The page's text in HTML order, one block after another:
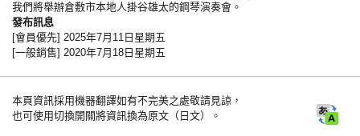
我們將舉辦倉敷市本地人掛谷雄太的鋼琴演奏會。
發布訊息
[會員優先] 2025年7月11日星期五
[一般銷售] 2020年7月18日星期五
本頁資訊採用機器翻譯如有不完美之處敬請見諒，
也可使用切換開關將資訊換為原文（日文）。